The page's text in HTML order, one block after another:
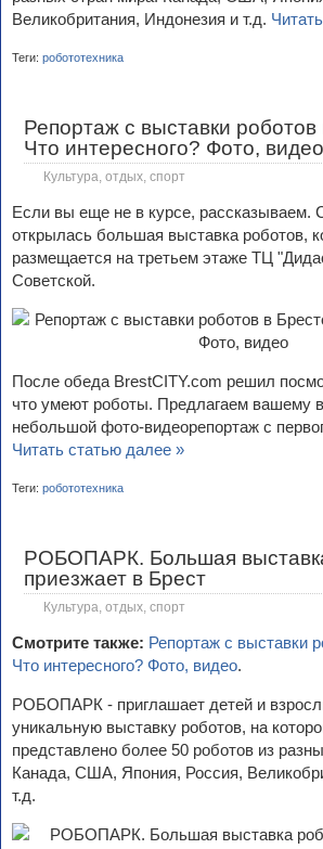
Великобритания, Индонезия и т.д.
Теги: робототехника
Репортаж с выставки роботов
Что интересного? Фото, видео
Культура, отдых, спорт
Если вы еще не в курсе, рассказываем.
открылась большая выставка роботов,
размещается на третьем этаже ТЦ
Советской.
После обеда BrestCITY.com решил
что умеют роботы. Предлагаем вашему
небольшой фото-видеорепортаж с
Читать статью далее »
Теги: робототехника
РОБОПАРК. Большая
приезжает в Брест
Культура, отдых, спорт
Смотрите также: Репортаж с выставки
Что интересного? Фото, видео.
РОБОПАРК - приглашает детей и
уникальную выставку роботов, на
представлено более 50 роботов из
Канада, США, Япония, Россия,
т.д.